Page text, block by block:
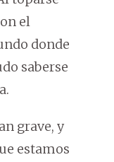
el
donde
saberse
grave, y
estamos